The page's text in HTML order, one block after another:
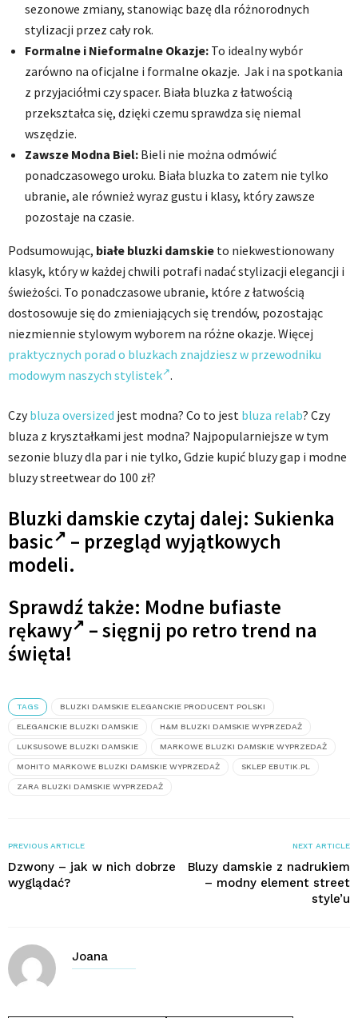
sezonowe zmiany, stanowiąc bazę dla różnorodnych
stylizacji przez cały rok.
Formalne i Nieformalne Okazje: To idealny wybór
zarówno na oficjalne i formalne okazje. Jak i na spotkania
z przyjaciółmi czy spacer. Biała bluzka z łatwością
przekształca się, dzięki czemu sprawdza się niemal
wszędzie.
Zawsze Modna Biel: Bieli nie można odmówić
ponadczasowego uroku. Biała bluzka to zatem nie tylko
ubranie, ale również wyraz gustu i klasy, który zawsze
pozostaje na czasie.
Podsumowując, białe bluzki damskie to niekwestionowany
klasyk, który w każdej chwili potrafi nadać stylizacji elegancji i
świeżości. To ponadczasowe ubranie, które z łatwością
dostosowuje się do zmieniających się trendów, pozostając
niezmiennie stylowym wyborem na różne okazje. Więcej
praktycznych porad o bluzkach znajdziesz w przewodniku
modowym naszych stylistek .
Czybluza oversized jest modna? Co to jest bluza relab? Czy
bluza z kryształkami jest modna? Najpopularniejsze w tym
sezonie bluzy dla par i nie tylko, Gdzie kupić bluzy gap i modne
bluzy streetwear do 100 zł?
Bluzki damskie czytaj dalej: Sukienka
basic
– przegląd wyjątkowych
modeli.
Sprawdź także: Modne bufiaste
rękawy
– sięgnij po retro trend na
święta!
TAGS BLUZKI DAMSKIE ELEGANCKIE PRODUCENT POLSKI
ELEGANCKIE BLUZKI DAMSKIE H&M BLUZKI DAMSKIE WYPRZEDAŻ
LUKSUSOWE BLUZKI DAMSKIE MARKOWE BLUZKI DAMSKIE WYPRZEDAŻ
MOHITO MARKOWE BLUZKI DAMSKIE WYPRZEDAŻ SKLEP EBUTIK.PL
ZARA BLUZKI DAMSKIE WYPRZEDAŻ
PREVIOUS ARTICLE
Dzwony – jak w nich dobrze
wyglądać?
NEXT ARTICLE
Bluzy damskie z nadrukiem
– modny element street
style’u
Joana